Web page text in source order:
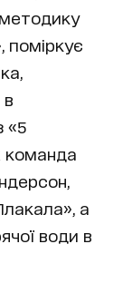
поміркує
в
«5
команда
а
води в